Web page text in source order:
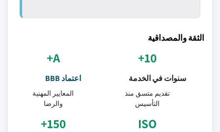
الثقة والمصداقية
10+
سنوات في الخدمة
تقديم متسق منذ
التأسيس
A+
اعتماد BBB
المعايير المهنية
والرضا
ISO
150+